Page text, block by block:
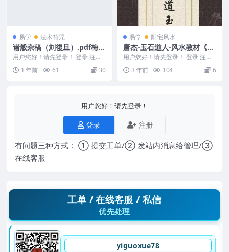
易学 法术符咒
诸般杂稿（刘復旦）.pdf梅山
270
用户您好！请先登录！ 登录 注册
诸般杂稿（刘復旦）.pdf 2503156
-3...1 年前 61 30
易学 阳宅风水
唐杰-玉石道人-风水教材《堪
与甘露》
用户您好！请先登录！ 登录 注册
玉石道人 唐杰-风水教材《堪与甘
露》 Y230...
3 年前 104 6
用户您好！请先登录！
登录 注册
有问题三种方式： ① 提交工单/② 发站内消息给管理/③
在线客服
工单 / 在线客服 / 私信
优先处理
yiguoxue78